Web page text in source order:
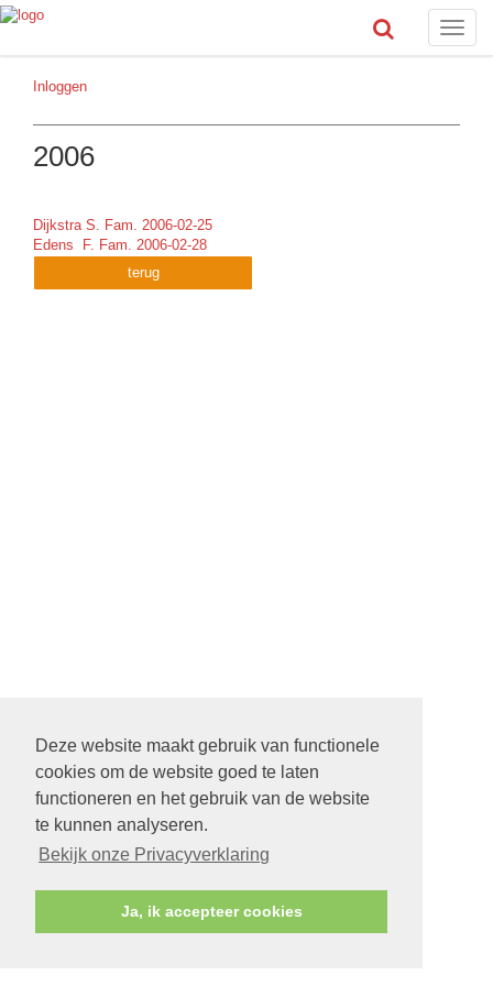
Deze website maakt gebruik van functionele
cookies om de website goed te laten
functioneren en het gebruik van de website
te kunnen analyseren.
Bekijk onze Privacyverklaring
Ja, ik accepteer cookies
Toggle
Inloggen
2006
Dijkstra S. Fam. 2006-02-25
Edens F. Fam. 2006-02-28
terug